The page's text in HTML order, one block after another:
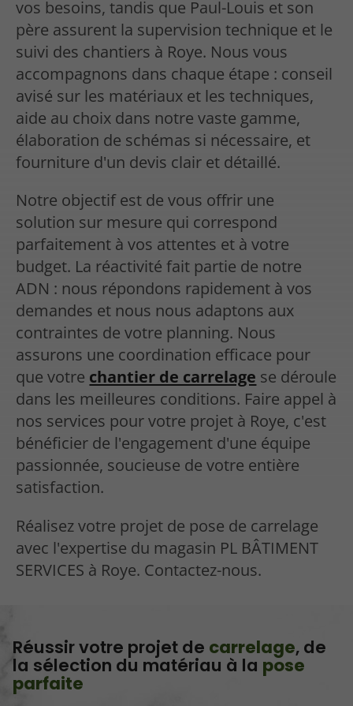
vos besoins, tandis que Paul-Louis et son
père assurent la supervision technique et le
suivi des chantiers à Roye. Nous vous
accompagnons dans chaque étape : conseil
avisé sur les matériaux et les techniques,
aide au choix dans notre vaste gamme,
élaboration de schémas si nécessaire, et
fourniture d'un devis clair et détaillé.
Notre objectif est de vous offrir une
solution sur mesure qui correspond
parfaitement à vos attentes et à votre
budget. La réactivité fait partie de notre
ADN : nous répondons rapidement à vos
demandes et nous nous adaptons aux
contraintes de votre planning. Nous
assurons une coordination efficace pour
que votre chantier de carrelage se déroule
dans les meilleures conditions. Faire appel à
nos services pour votre projet à Roye, c'est
bénéficier de l'engagement d'une équipe
passionnée, soucieuse de votre entière
satisfaction.
Réalisez votre projet de pose de carrelage
avec l'expertise du magasin PL BÂTIMENT
SERVICES à Roye. Contactez-nous.
Réussir votre projet de carrelage, de
la sélection du matériau à la pose
parfaite